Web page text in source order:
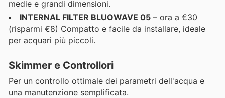
medie e grandi dimensioni.
INTERNAL FILTER BLUOWAVE 05 – ora a €30
(risparmi €8) Compatto e facile da installare, ideale
per acquari più piccoli.
Skimmer e Controllori
Per un controllo ottimale dei parametri dell'acqua e
una manutenzione semplificata.